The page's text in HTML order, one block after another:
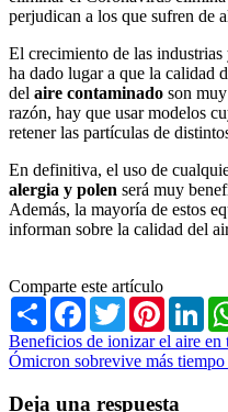
perjudican a los que sufren de
El crecimiento de las
ha dado lugar a que la calidad
del aire contaminado son
razón, hay que usar modelos
retener las partículas de
En definitiva, el uso de
alergia y polen será muy
Además, la mayoría de estos
informan sobre la calidad del
Comparte este artículo
Share Facebook
TwitterPinterest
Navegación
de
entradas
Beneficios de ionizar el aire en
Ómicron sobrevive más
Deja una respuesta